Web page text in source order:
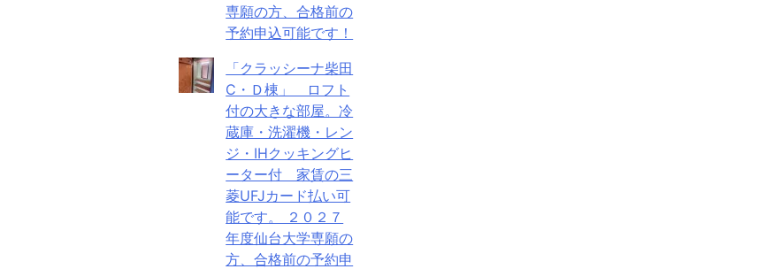
専願の方、合格前の
予約申込可能です！
「クラッシーナ柴田
C・Ｄ棟」 ロフト
付の大きな部屋。冷
蔵庫・洗濯機・レン
ジ・IHクッキングヒ
ーター付 家賃の三
菱UFJカード払い可
能です。 ２０２７
年度仙台大学専願の
方、合格前の予約申